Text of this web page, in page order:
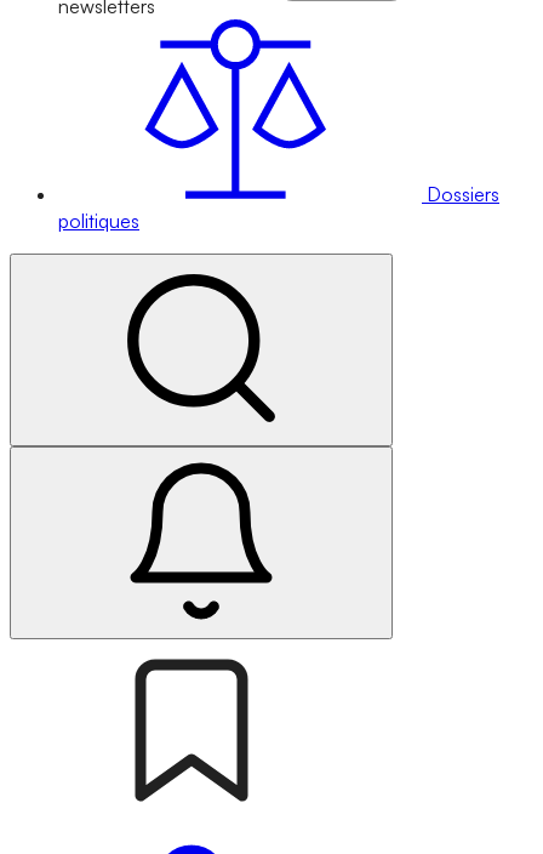
newsletters
Dossiers
politiques